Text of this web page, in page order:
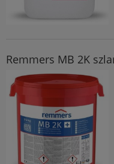
Remmers MB 2K